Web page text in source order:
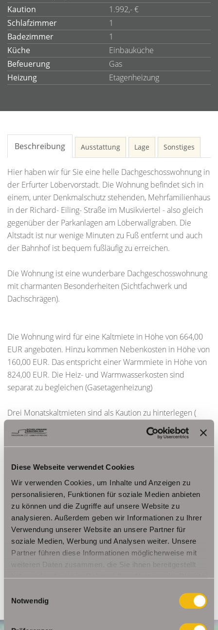
Diese Webseite verwendet Cookies
Wir verwenden Cookies, um Inhalte und Anzeigen zu
personalisieren, Funktionen für soziale Medien anbieten
zu können und die Zugriffe auf unsere Website zu
analysieren. Außerdem geben wir Informationen zu Ihrer
Verwendung unserer Website an unsere Partner für
soziale Medien, Werbung und Analysen weiter. Unsere
Partner führen diese Informationen möglicherweise mit
weiteren Daten zusammen, die Sie ihnen bereitgestellt
haben oder die sie im Rahmen Ihrer Nutzung der Dienste
Notwendig
Kaution
1.992,- €
Schlafzimmer
1
Badezimmer
1
Küche
Einbauküche
Befeuerung
Gas
Heizung
Etagenheizung
Beschreibung Ausstattung Lage Sonstiges
Hier haben wir für Sie eine helle Dachgeschosswohnung in
der Erfurter Löbervorstadt. Die Wohnung befindet sich in
einem, unter Denkmalschutz stehenden, Mehrfamilienhaus
in der Richard- Eiling- Straße im Musikviertel - also gleich
gegenüber der Parkanlagen am Löberwallgraben. Die
Altstadt ist nur wenige Minuten zu Fuß entfernt und auch
der Bahnhof ist bequem fußläufig zu erreichen.
Die Wohnung ist eine wunderbare Dachgeschosswohnung
mit charmanten Besonderheiten (Sichtfachwerk und
Dachschrägen).
Die Wohnung wird für eine Kaltmiete in Höhe von 664,00
EUR angeboten. Hinzu kommen Nebenkosten in Höhe von
160,00 EUR. Das entspricht einer Warmmiete in Höhe von
824,00 EUR. Die Heiz- und Warmwasserkosten sind
separat zu begleichen (Gasetagenheizung)
Drei Monatskaltmieten sind als Kaution zu hinterlegen (
Provisionszahlungen oder Bearbeitungsgebühren erhoben.
Ansprechpartner
Frau Beate Schelkmann
Telefon: 004936124036202
Telefax: 004936124026179
Mobil: 00491714769991